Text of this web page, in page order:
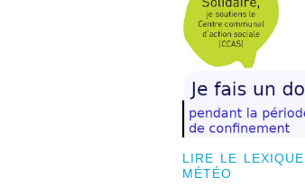
LIRE LE LEXIQUE
MÉTÉO